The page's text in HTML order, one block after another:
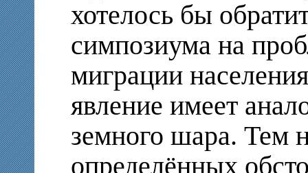
хотелось бы
симпозиума на
миграции
явление имеет
земного шара. Тем
определённых